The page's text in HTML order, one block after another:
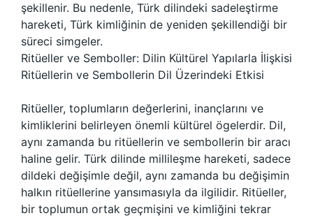
şekillenir. Bu nedenle, Türk dilindeki sadeleştirme
hareketi, Türk kimliğinin de yeniden şekillendiği bir
süreci simgeler.
Ritüeller ve Semboller: Dilin Kültürel Yapılarla İlişkisi
Ritüellerin ve Sembollerin Dil Üzerindeki Etkisi
Ritüeller, toplumların değerlerini, inançlarını ve
kimliklerini belirleyen önemli kültürel ögelerdir. Dil,
aynı zamanda bu ritüellerin ve sembollerin bir aracı
haline gelir. Türk dilinde millileşme hareketi, sadece
dildeki değişimle değil, aynı zamanda bu değişimin
halkın ritüellerine yansımasıyla da ilgilidir. Ritüeller,
bir toplumun ortak geçmişini ve kimliğini tekrar